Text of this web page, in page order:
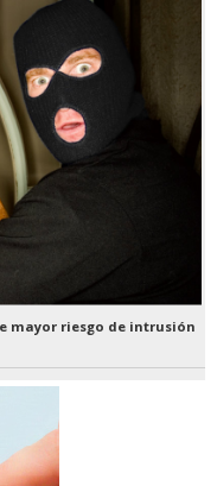
mayor riesgo de intrusión